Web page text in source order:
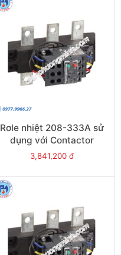
Rơle nhiệt 208-333A sử
dụng với Contactor
LC1E250-E400 - Model
3,841,200 đ